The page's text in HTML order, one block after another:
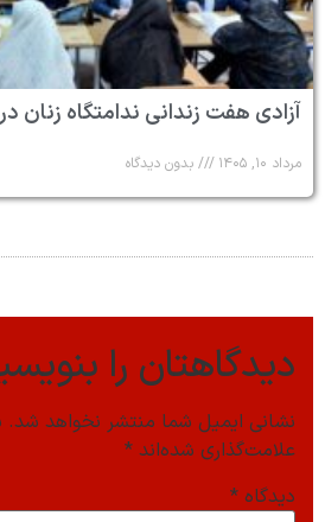
آزادی هفت زندانی ندامتگاه زنان
مرداد ۱۰, ۱۴۰۵ بدون دیدگاه
دیدگاهتان را
نشانی ایمیل شما منتشر نخواهد شد.
علامت‌گذاری شده‌اند *
دیدگاه *